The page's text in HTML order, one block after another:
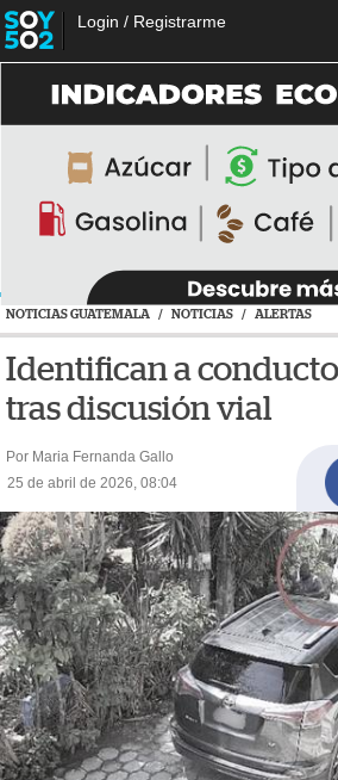
Login / Registrarme
NOTICIAS GUATEMALA / NOTICIAS / ALERTAS
Identifican a
tras discusión vial
Por Maria Fernanda Gallo
25 de abril de 2026, 08:04